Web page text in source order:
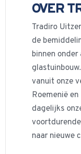
OVER
Tradiro
de
binnen
vanuit onze
Roemenië
dagelijks
naar nieuwe